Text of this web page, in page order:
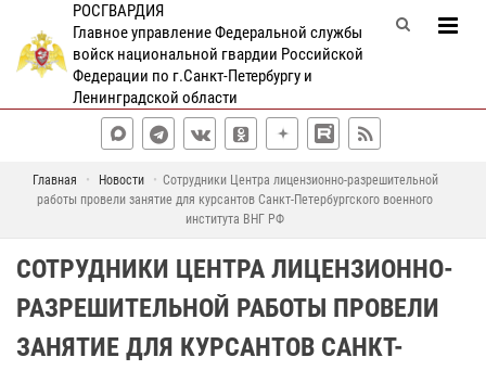
РОСГВАРДИЯ
Главное управление Федеральной службы
войск национальной гвардии Российской
Федерации по г.Санкт-Петербургу и
Ленинградской области
Главная Новости
Сотрудники Центра лицензионно-разрешительной
работы провели занятие для курсантов Санкт-Петербургского военного
института ВНГ РФ
СОТРУДНИКИ ЦЕНТРА ЛИЦЕНЗИОННО-
РАЗРЕШИТЕЛЬНОЙ РАБОТЫ ПРОВЕЛИ
ЗАНЯТИЕ ДЛЯ КУРСАНТОВ САНКТ-